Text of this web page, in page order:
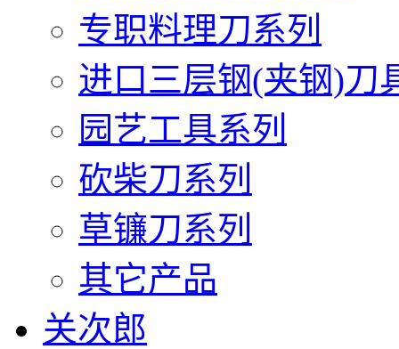
专职料理刀系列
进口三层钢(夹钢)刀
园艺工具系列
砍柴刀系列
草镰刀系列
其它产品
关次郎